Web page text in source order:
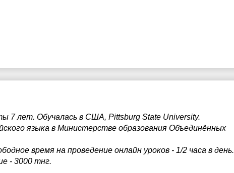
7 лет. Обучалась в США, Pittsburg State University.
языка в Министерстве образования Объединённых
время на проведение онлайн уроков - 1/2 часа в день.
- 3000 тнг.